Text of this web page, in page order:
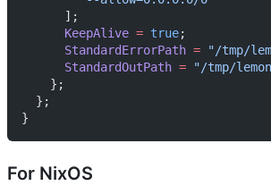
      ];
      KeepAlive
= true;
      StandardErrorPath
= "/tmp/
      StandardOutPath
= "/tmp/
    };
  };
}
For NixOS